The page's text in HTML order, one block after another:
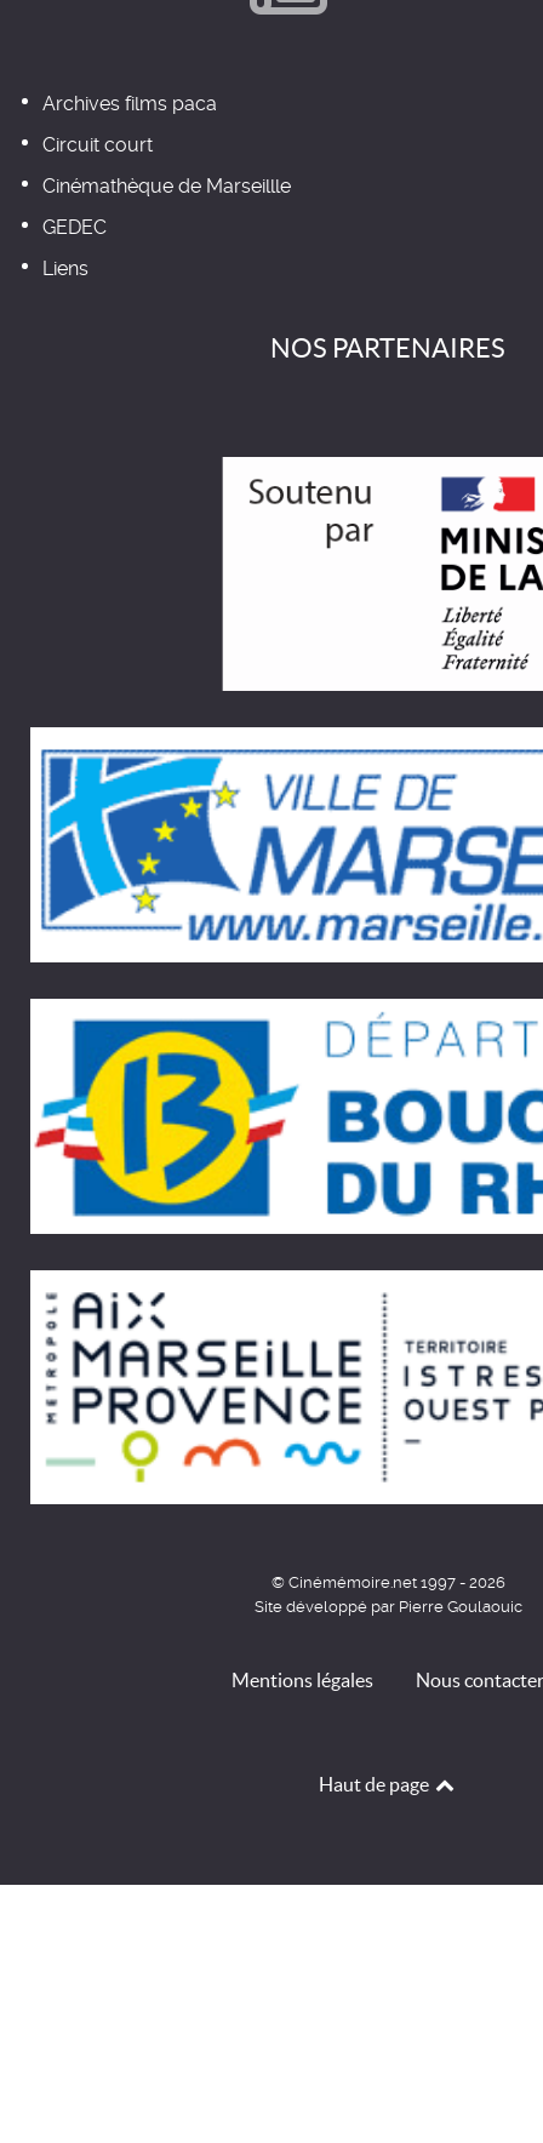
Archives films paca
Circuit court
Cinémathèque de Marseillle
GEDEC
Liens
NOS PARTENAIRES
© Cinémémoire.net 1997 - 2026
Site développé par Pierre Goulaouic
Mentions légales Nous contacter
Haut de page